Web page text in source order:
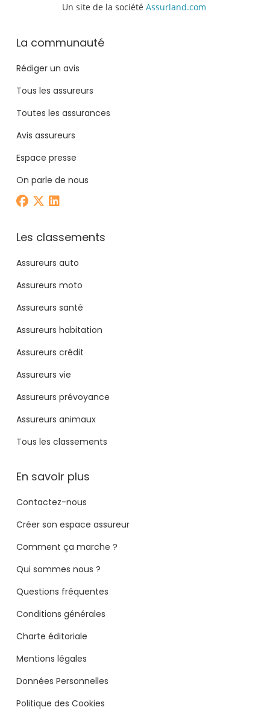
Un site de la société Assurland.com
La communauté
Rédiger un avis
Tous les assureurs
Toutes les assurances
Avis assureurs
Espace presse
On parle de nous
Les classements
Assureurs auto
Assureurs moto
Assureurs santé
Assureurs habitation
Assureurs crédit
Assureurs vie
Assureurs prévoyance
Assureurs animaux
Tous les classements
En savoir plus
Contactez-nous
Créer son espace assureur
Comment ça marche ?
Qui sommes nous ?
Questions fréquentes
Conditions générales
Charte éditoriale
Mentions légales
Données Personnelles
Politique des Cookies